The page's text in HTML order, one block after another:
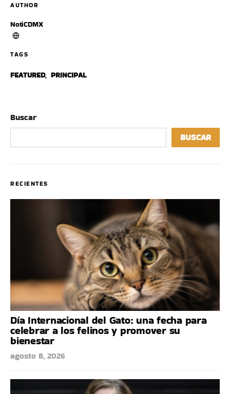
AUTHOR
NotiCDMX
TAGS
FEATURED, PRINCIPAL
Buscar
BUSCAR
RECIENTES
Día Internacional del Gato: una fecha para
celebrar a los felinos y promover su
bienestar
agosto 8, 2026